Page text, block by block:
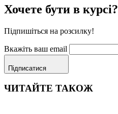
Хочете бути в курсі?
Підпишіться на розсилку!
Вкажіть ваш email
Підписатися
ЧИТАЙТЕ ТАКОЖ